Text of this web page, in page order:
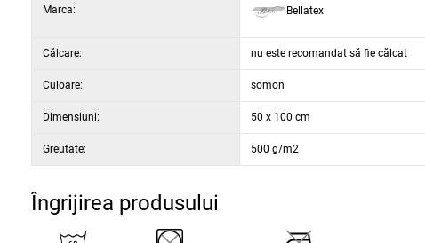
Marca: Bellatex
Călcare: nu este recomandat să fie călcat
Culoare: somon
Dimensiuni: 50 x 100 cm
Greutate: 500 g/m2
Îngrijirea produsului